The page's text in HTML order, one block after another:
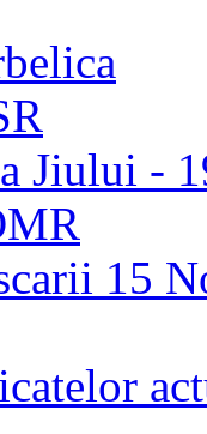
Jiului -
15